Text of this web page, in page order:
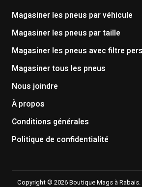
Magasiner les pneus par véhicule
Magasiner les pneus par taille
Magasiner les pneus avec filtre
Magasiner tous les pneus
Nous joindre
À propos
Conditions générales
Politique de confidentialité
Copyright © 2026 Boutique Mags à